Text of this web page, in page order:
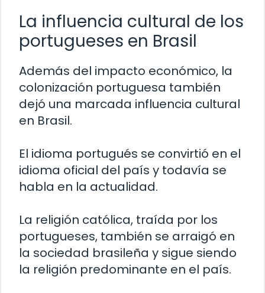
La influencia cultural de los
portugueses en Brasil
Además del impacto económico, la
colonización portuguesa también
dejó una marcada influencia cultural
en Brasil.
El idioma portugués se convirtió en el
idioma oficial del país y todavía se
habla en la actualidad.
La religión católica, traída por los
portugueses, también se arraigó en
la sociedad brasileña y sigue siendo
la religión predominante en el país.